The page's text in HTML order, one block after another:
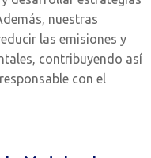
nuestras
las emisiones y
contribuyendo así
con el